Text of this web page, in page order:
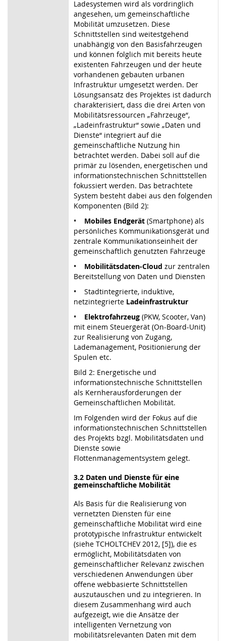
Ladesystemen wird als vordringlich
angesehen, um gemeinschaftliche
Mobilität umzusetzen. Diese
Schnittstellen sind weitestgehend
unabhängig von den Basisfahrzeugen
und können folglich mit bereits heute
existenten Fahrzeugen und der heute
vorhandenen gebauten urbanen
Infrastruktur umgesetzt werden. Der
Lösungsansatz des Projektes ist dadurch
charakterisiert, dass die drei Arten von
Mobilitätsressourcen „Fahrzeuge“,
„Ladeinfrastruktur“ sowie „Daten und
Dienste“ integriert auf die
gemeinschaftliche Nutzung hin
betrachtet werden. Dabei soll auf die
primär zu lösenden, energetischen und
informationstechnischen Schnittstellen
fokussiert werden. Das betrachtete
System besteht dabei aus den folgenden
Komponenten (Bild 2):
•
Mobiles Endgerät (Smartphone) als
persönliches Kommunikationsgerät und
zentrale Kommunikationseinheit der
gemeinschaftlich genutzten Fahrzeuge
• Mobilitätsdaten-Cloud zur zentralen
Bereitstellung von Daten und Diensten
• Stadtintegrierte, induktive,
netzintegrierte Ladeinfrastruktur
•
Elektrofahrzeug (PKW, Scooter, Van)
mit einem Steuergerät (On-Board-Unit)
zur Realisierung von Zugang,
Lademanagement, Positionierung der
Spulen etc.
Bild 2: Energetische und
informationstechnische Schnittstellen
als Kernherausforderungen der
Gemeinschaftlichen Mobilität.
Im Folgenden wird der Fokus auf die
informationstechnischen Schnittstellen
des Projekts bzgl. Mobilitätsdaten und
Dienste sowie
Flottenmanagementsystem gelegt.
3.2 Daten und Dienste für eine
gemeinschaftliche Mobilität
Als Basis für die Realisierung von
vernetzten Diensten für eine
gemeinschaftliche Mobilität wird eine
prototypische Infrastruktur entwickelt
(siehe TCHOLTCHEV 2012, [5]), die es
ermöglicht, Mobilitätsdaten von
gemeinschaftlicher Relevanz zwischen
verschiedenen Anwendungen über
offene webbasierte Schnittstellen
auszutauschen und zu integrieren. In
diesem Zusammenhang wird auch
aufgezeigt, wie die Ansätze der
intelligenten Vernetzung von
mobilitätsrelevanten Daten mit dem